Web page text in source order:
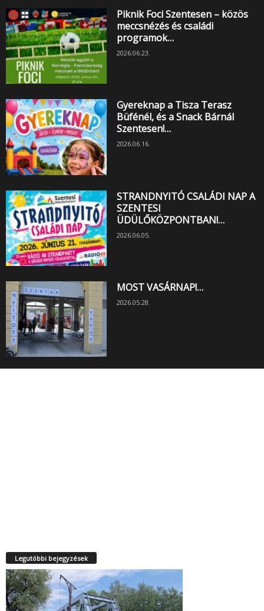
Piknik Foci Szentesen – közös
meccsnézés és családi
programok…
2026.06.23.
Gyereknap a Tisza Terasz
Büfénél, és a Snack Bárnál
Szentesen!…
2026.06.16.
STRANDNYITÓ CSALÁDI NAP A
SZENTESI
ÜDÜLŐKÖZPONTBAN!…
2026.06.05.
MOST VASÁRNAP!…
2026.05.28.
Legutóbbi bejegyzések